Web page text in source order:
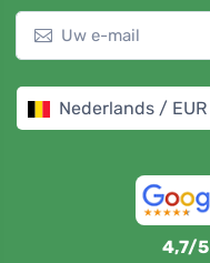
Nederlands / EUR
4,7/5